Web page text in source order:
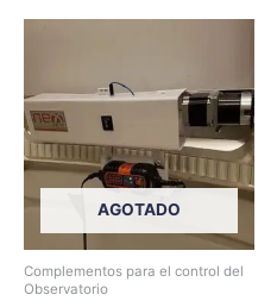
AGOTADO
Complementos para el control del
Observatorio